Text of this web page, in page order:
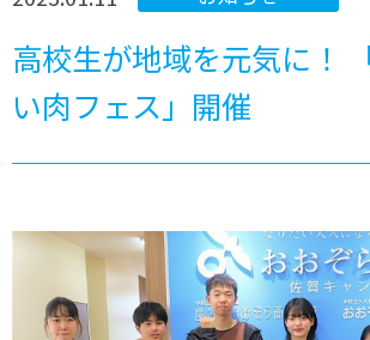
高校生が地域を元気に！
い肉フェス」開催